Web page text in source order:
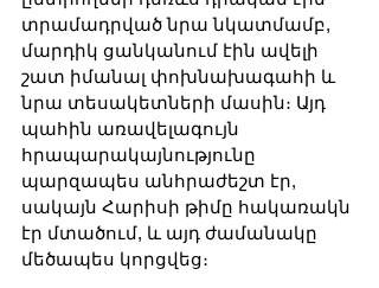
տրամադրված նրա նկատմամբ,
մարդիկ ցանկանում էին ավելի
շատ իմանալ փոխնախագահի և
նրա տեսակետների մասին։ Այդ
պահին առավելագույն
հրապարակայնությունը
պարզապես անհրաժեշտ էր,
սակայն Հարիսի թիմը հակառակն
էր մտածում, և այդ ժամանակը
մեծապես կորցվեց։